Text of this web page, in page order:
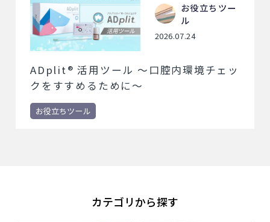
お役立ちツー
ル
2026.07.24
ADplit® 活用ツール ～口腔内環境チェッ
クをすすめるために～
お役立ちツール
カテゴリから探す